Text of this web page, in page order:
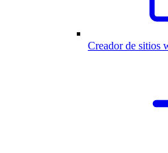
Creador de sitios